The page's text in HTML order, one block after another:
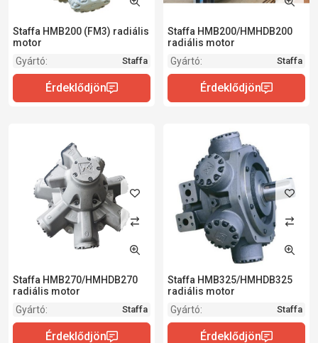
Staffa HMB200 (FM3) radiális
motor
Gyártó:
Staffa
Staffa HMB200/HMHDB200
radiális motor
Gyártó:
Staffa
Staffa HMB270/HMHDB270
radiális motor
Gyártó:
Staffa
Staffa HMB325/HMHDB325
radiális motor
Gyártó:
Staffa